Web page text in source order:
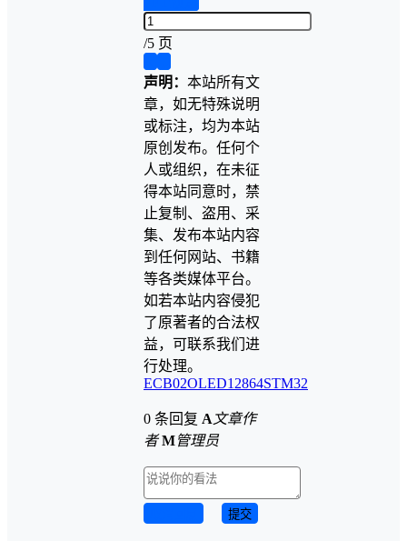
/5 页
声明： 本站所有文
章，如无特殊说明
或标注，均为本站
原创发布。任何个
人或组织，在未征
得本站同意时，禁
止复制、盗用、采
集、发布本站内容
到任何网站、书籍
等各类媒体平台。
如若本站内容侵犯
了原著者的合法权
益，可联系我们进
行处理。
ECB02OLED12864STM32
0 条回复 A 文章作
者 M管理员
提交